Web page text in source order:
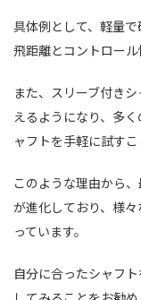
具体例として、軽量で
飛距離とコントロール
また、スリーブ付き
えるようになり、多
ャフトを手軽に試す
このような理由から
が進化しており、様
っています。
自分に合ったシャフ